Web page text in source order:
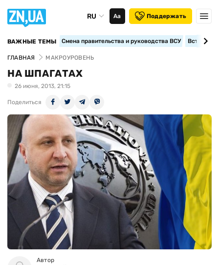
RU Аа Поддержать
ВАЖНЫЕ ТЕМЫ Смена правительства и руководства ВСУ
ГЛАВНАЯ МАКРОУРОВЕНЬ
НА ШПАГАТАХ
26 июня, 2013, 21:15
Поделиться
Автор